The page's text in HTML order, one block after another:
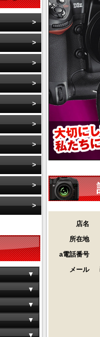
店名
所在地
a電話番号
メール